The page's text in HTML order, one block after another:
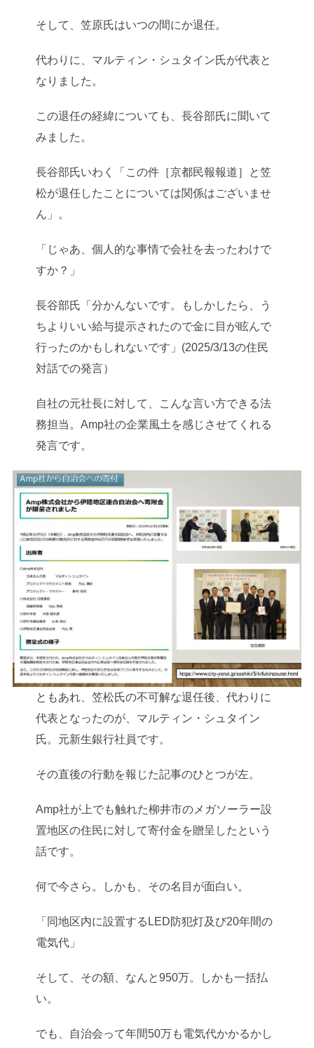
そして、笠原氏はいつの間にか退任。
代わりに、マルティン・シュタイン氏が代表と
なりました。
この退任の経緯についても、長谷部氏に聞いて
みました。
長谷部氏いわく「この件［京都民報報道］と笠
松が退任したことについては関係はございませ
ん」。
「じゃあ、個人的な事情で会社を去ったわけで
すか？」
長谷部氏「分かんないです。もしかしたら、う
ちよりいい給与提示されたので金に目が眩んで
行ったのかもしれないです」(2025/3/13の住民
対話での発言）
自社の元社長に対して、こんな言い方できる法
務担当。Amp社の企業風土を感じさせてくれる
発言です。
ともあれ、笠松氏の不可解な退任後、代わりに
代表となったのが、マルティン・シュタイン
氏。元新生銀行社員です。
その直後の行動を報じた記事のひとつが左。
Amp社が上でも触れた柳井市のメガソーラー設
置地区の住民に対して寄付金を贈呈したという
話です。
何で今さら。しかも、その名目が面白い。
「同地区内に設置するLED防犯灯及び20年間の
電気代」
そして、その額、なんと950万。しかも一括払
い。
でも、自治会って年間50万も電気代かかるかし